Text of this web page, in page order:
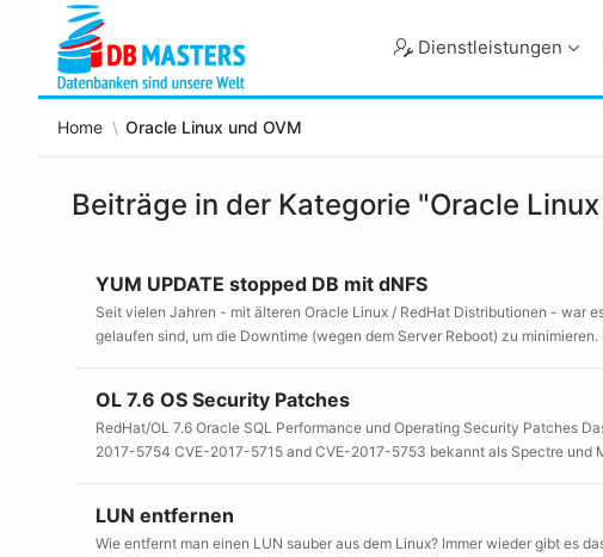
Content
Dienstleistungen
Home Oracle Linux und OVM
Beiträge in der Kategorie "Oracle
YUM UPDATE stopped DB mit dNFS
Seit vielen Jahren - mit älteren Oracle Linux / RedHat Distributionen - war
gelaufen sind, um die Downtime (wegen dem Server Reboot) zu
OL 7.6 OS Security Patches
RedHat/OL 7.6 Oracle SQL Performance und Operating Security Patches
2017-5754 CVE-2017-5715 and CVE-2017-5753 bekannt als Spectre
LUN entfernen
Wie entfernt man einen LUN sauber aus dem Linux? Immer wieder gibt es